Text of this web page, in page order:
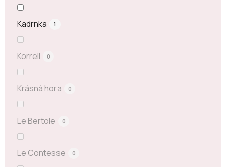
Kadrnka 1
Korrell 0
Krásná hora 0
Le Bertole 0
Le Contesse 0